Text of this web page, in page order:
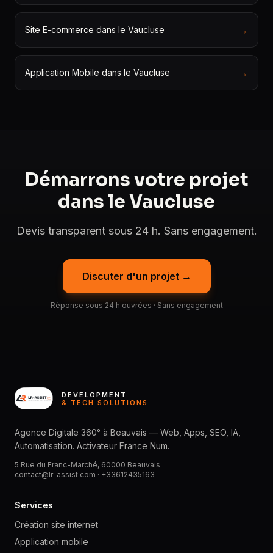
Site E-commerce dans le Vaucluse →
Application Mobile dans le Vaucluse →
Démarrons votre projet
dans le Vaucluse
Devis transparent sous 24 h. Sans engagement.
Discuter d'un projet →
Réponse sous 24 h ouvrées · Sans engagement
DEVELOPMENT
& TECH SOLUTIONS
Agence Digitale 360° à Beauvais — Web, Apps, SEO, IA,
Automatisation. Activateur France Num.
5 Rue du Franc-Marché, 60000 Beauvais
contact@lr-assist.com · +33612435163
Services
Création site internet
Application mobile